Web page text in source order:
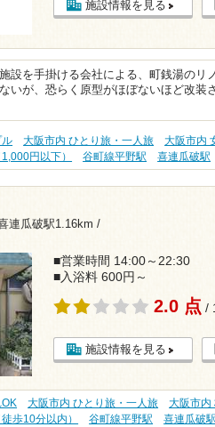
施設情報を見る
設を手掛ける会社による、町銭湯のリ
いが、恐らく原型がほぼないほど改装
大阪市内 ひとり旅・一人旅
大阪市内
円以下）
谷町線平野駅 喜連瓜破駅
連瓜破駅1.16km /
■営業時間 14:00～22:30
■入浴料 600円～
2.0 点 /
施設情報を見る
大阪市内 ひとり旅・一人旅
大阪市内
歩10分以内）
谷町線平野駅 喜連瓜破駅